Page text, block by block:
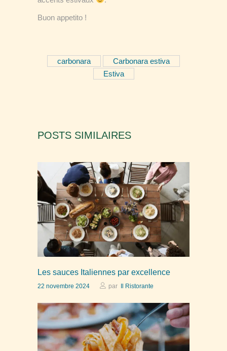
Buon appetito !
carbonara
Carbonara estiva
Estiva
POSTS SIMILAIRES
Les sauces Italiennes par excellence
22 novembre 2024 par Il Ristorante